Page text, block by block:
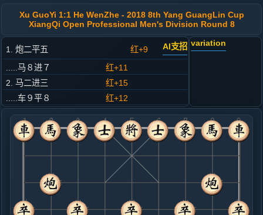
Xu GuoYi 1:1 He WenZhe - 2018 8th Yang GuangLin Cup
XiangQi Open Professional Men's Division Round 8
1. 炮二平五 红+9 AI支招
.....马８进７
红+11
2. 马二进三
红+15
.....车９平８
红+12
3. 车一平二
红+11
.....马２进３
红+12
4. 兵七进一
红+10
.....卒７进１
红+9
5. 车二进六
红+8
.....马７进６
6. 马八进七
红+16
variation